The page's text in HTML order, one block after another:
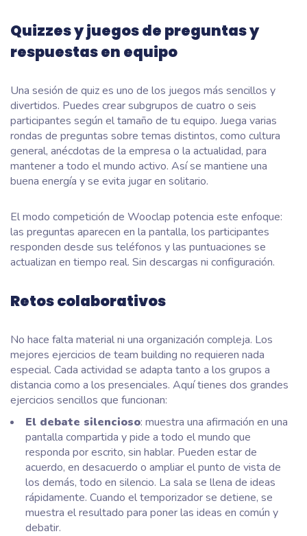
Quizzes y juegos de preguntas y
respuestas en equipo
Una sesión de quiz es uno de los juegos más sencillos y
divertidos. Puedes crear subgrupos de cuatro o seis
participantes según el tamaño de tu equipo. Juega varias
rondas de preguntas sobre temas distintos, como cultura
general, anécdotas de la empresa o la actualidad, para
mantener a todo el mundo activo. Así se mantiene una
buena energía y se evita jugar en solitario.
El modo competición de Wooclap potencia este enfoque:
las preguntas aparecen en la pantalla, los participantes
responden desde sus teléfonos y las puntuaciones se
actualizan en tiempo real. Sin descargas ni configuración.
Retos colaborativos
No hace falta material ni una organización compleja. Los
mejores ejercicios de team building no requieren nada
especial. Cada actividad se adapta tanto a los grupos a
distancia como a los presenciales. Aquí tienes dos grandes
ejercicios sencillos que funcionan:
El debate silencioso: muestra una afirmación en una
pantalla compartida y pide a todo el mundo que
responda por escrito, sin hablar. Pueden estar de
acuerdo, en desacuerdo o ampliar el punto de vista de
los demás, todo en silencio. La sala se llena de ideas
rápidamente. Cuando el temporizador se detiene, se
muestra el resultado para poner las ideas en común y
debatir.